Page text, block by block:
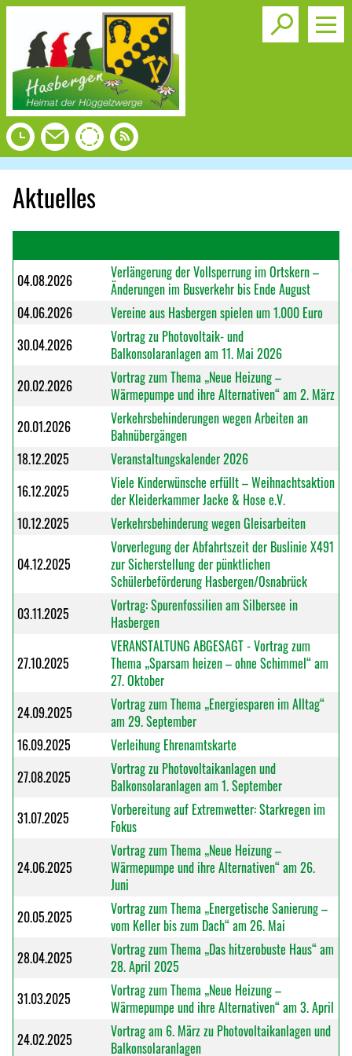
Toggle
Aktuelles
04.08.2026
Verlängerung der Vollsperrung im Ortskern –
Änderungen im Busverkehr bis Ende August
04.06.2026
Vereine aus Hasbergen spielen um 1.000 Euro
30.04.2026
Vortrag zu Photovoltaik- und
Balkonsolaranlagen am 11. Mai 2026
20.02.2026
Vortrag zum Thema „Neue Heizung –
Wärmepumpe und ihre Alternativen“ am 2. März
20.01.2026
Verkehrsbehinderungen wegen Arbeiten an
Bahnübergängen
18.12.2025
Veranstaltungskalender 2026
16.12.2025
Viele Kinderwünsche erfüllt – Weihnachtsaktion
der Kleiderkammer Jacke & Hose e.V.
10.12.2025
Verkehrsbehinderung wegen Gleisarbeiten
04.12.2025
Vorverlegung der Abfahrtszeit der Buslinie X491
zur Sicherstellung der pünktlichen
Schülerbeförderung Hasbergen/Osnabrück
03.11.2025
Vortrag: Spurenfossilien am Silbersee in
Hasbergen
27.10.2025
VERANSTALTUNG ABGESAGT - Vortrag zum
Thema „Sparsam heizen – ohne Schimmel“ am
27. Oktober
24.09.2025
Vortrag zum Thema „Energiesparen im Alltag“
am 29. September
16.09.2025
Verleihung Ehrenamtskarte
27.08.2025
Vortrag zu Photovoltaikanlagen und
Balkonsolaranlagen am 1. September
31.07.2025
Vorbereitung auf Extremwetter: Starkregen im
Fokus
24.06.2025
Vortrag zum Thema „Neue Heizung –
Wärmepumpe und ihre Alternativen“ am 26.
Juni
20.05.2025
Vortrag zum Thema „Energetische Sanierung –
vom Keller bis zum Dach“ am 26. Mai
28.04.2025
Vortrag zum Thema „Das hitzerobuste Haus“ am
28. April 2025
31.03.2025
Vortrag zum Thema „Neue Heizung –
Wärmepumpe und ihre Alternativen“ am 3. April
24.02.2025
Vortrag am 6. März zu Photovoltaikanlagen und
Balkonsolaranlagen